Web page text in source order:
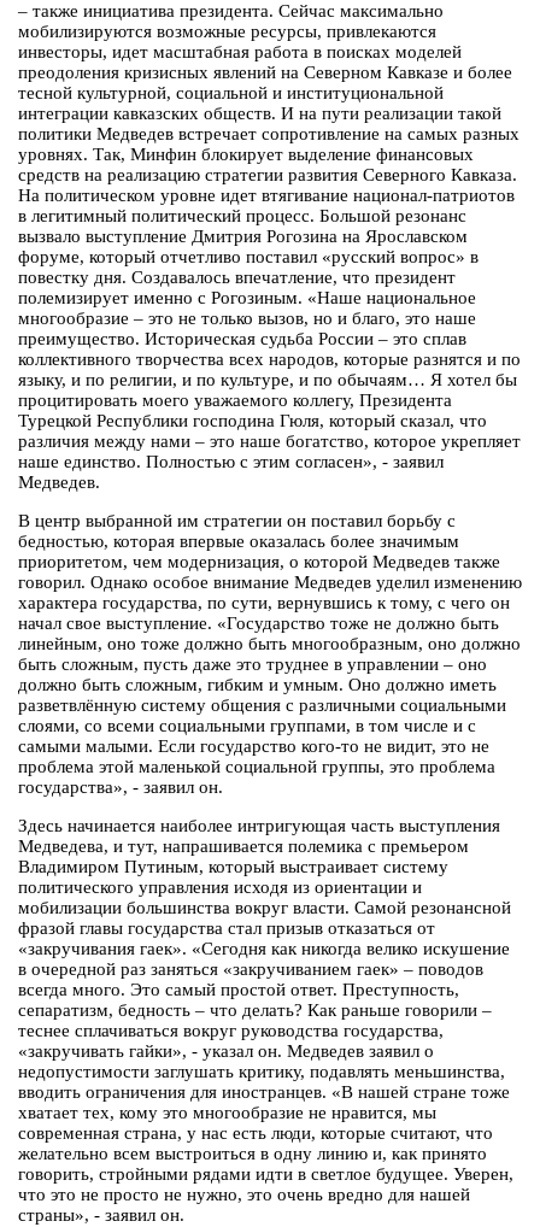
– также инициатива президента. Сейчас максимально
мобилизируются возможные ресурсы, привлекаются
инвесторы, идет масштабная работа в поисках моделей
преодоления кризисных явлений на Северном Кавказе и более
тесной культурной, социальной и институциональной
интеграции кавказских обществ. И на пути реализации такой
политики Медведев встречает сопротивление на самых разных
уровнях. Так, Минфин блокирует выделение финансовых
средств на реализацию стратегии развития Северного Кавказа.
На политическом уровне идет втягивание национал-патриотов
в легитимный политический процесс. Большой резонанс
вызвало выступление Дмитрия Рогозина на Ярославском
форуме, который отчетливо поставил «русский вопрос» в
повестку дня. Создавалось впечатление, что президент
полемизирует именно с Рогозиным. «Наше национальное
многообразие – это не только вызов, но и благо, это наше
преимущество. Историческая судьба России – это сплав
коллективного творчества всех народов, которые разнятся и по
языку, и по религии, и по культуре, и по обычаям… Я хотел бы
процитировать моего уважаемого коллегу, Президента
Турецкой Республики господина Гюля, который сказал, что
различия между нами – это наше богатство, которое укрепляет
наше единство. Полностью с этим согласен», - заявил
Медведев.
В центр выбранной им стратегии он поставил борьбу с
бедностью, которая впервые оказалась более значимым
приоритетом, чем модернизация, о которой Медведев также
говорил. Однако особое внимание Медведев уделил изменению
характера государства, по сути, вернувшись к тому, с чего он
начал свое выступление. «Государство тоже не должно быть
линейным, оно тоже должно быть многообразным, оно должно
быть сложным, пусть даже это труднее в управлении – оно
должно быть сложным, гибким и умным. Оно должно иметь
разветвлённую систему общения с различными социальными
слоями, со всеми социальными группами, в том числе и с
самыми малыми. Если государство кого-то не видит, это не
проблема этой маленькой социальной группы, это проблема
государства», - заявил он.
Здесь начинается наиболее интригующая часть выступления
Медведева, и тут, напрашивается полемика с премьером
Владимиром Путиным, который выстраивает систему
политического управления исходя из ориентации и
мобилизации большинства вокруг власти. Самой резонансной
фразой главы государства стал призыв отказаться от
«закручивания гаек». «Сегодня как никогда велико искушение
в очередной раз заняться «закручиванием гаек» – поводов
всегда много. Это самый простой ответ. Преступность,
сепаратизм, бедность – что делать? Как раньше говорили –
теснее сплачиваться вокруг руководства государства,
«закручивать гайки», - указал он. Медведев заявил о
недопустимости заглушать критику, подавлять меньшинства,
вводить ограничения для иностранцев. «В нашей стране тоже
хватает тех, кому это многообразие не нравится, мы
современная страна, у нас есть люди, которые считают, что
желательно всем выстроиться в одну линию и, как принято
говорить, стройными рядами идти в светлое будущее. Уверен,
что это не просто не нужно, это очень вредно для нашей
страны», - заявил он.